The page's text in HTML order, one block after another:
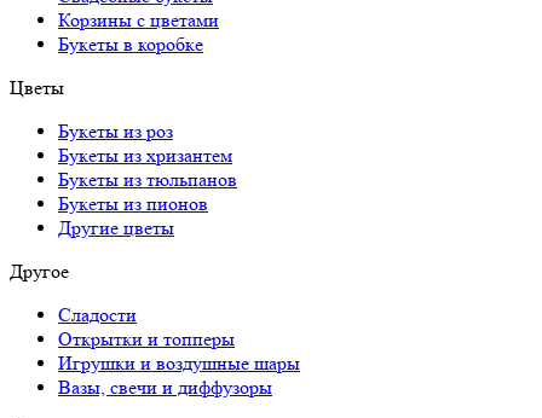
Корзины с цветами
Букеты в коробке
Цветы
Букеты из роз
Букеты из хризантем
Букеты из тюльпанов
Букеты из пионов
Другие цветы
Другое
Сладости
Открытки и топперы
Игрушки и воздушные шары
Вазы, свечи и диффузоры